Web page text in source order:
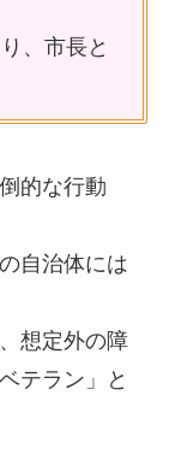
、市長と
的な行動
自治体には
想定外の障
テラン」と